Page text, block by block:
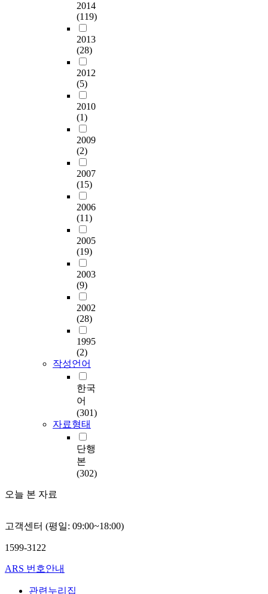
2014
(119)
2013
(28)
2012
(5)
2010
(1)
2009
(2)
2007
(15)
2006
(11)
2005
(19)
2003
(9)
2002
(28)
1995
(2)
작성언어
한국
어
(301)
자료형태
단행
본
(302)
오늘 본 자료
고객센터 (평일: 09:00~18:00)
1599-3122
ARS 번호안내
관련누리집